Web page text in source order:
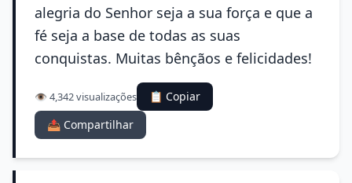
alegria do Senhor seja a sua força e que a
fé seja a base de todas as suas
conquistas. Muitas bênçãos e felicidades!
👁️ 4,342 visualizações
📋 Copiar
📤 Compartilhar